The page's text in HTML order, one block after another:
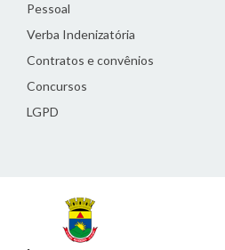
Pessoal
Verba Indenizatória
Contratos e convênios
Concursos
LGPD